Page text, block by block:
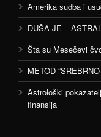
Amerika sudba i
DUŠA JE –
Šta su Mesečevi
METOD
Astrološki
finansija